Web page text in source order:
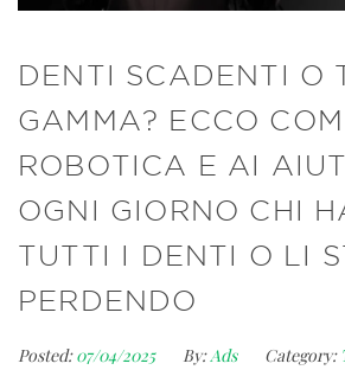
DENTI SCADENTI O
GAMMA? ECCO
ROBOTICA E AI
OGNI GIORNO CHI
TUTTI I DENTI O LI
PERDENDO
Posted: 07/04/2025 By:Ads Category: